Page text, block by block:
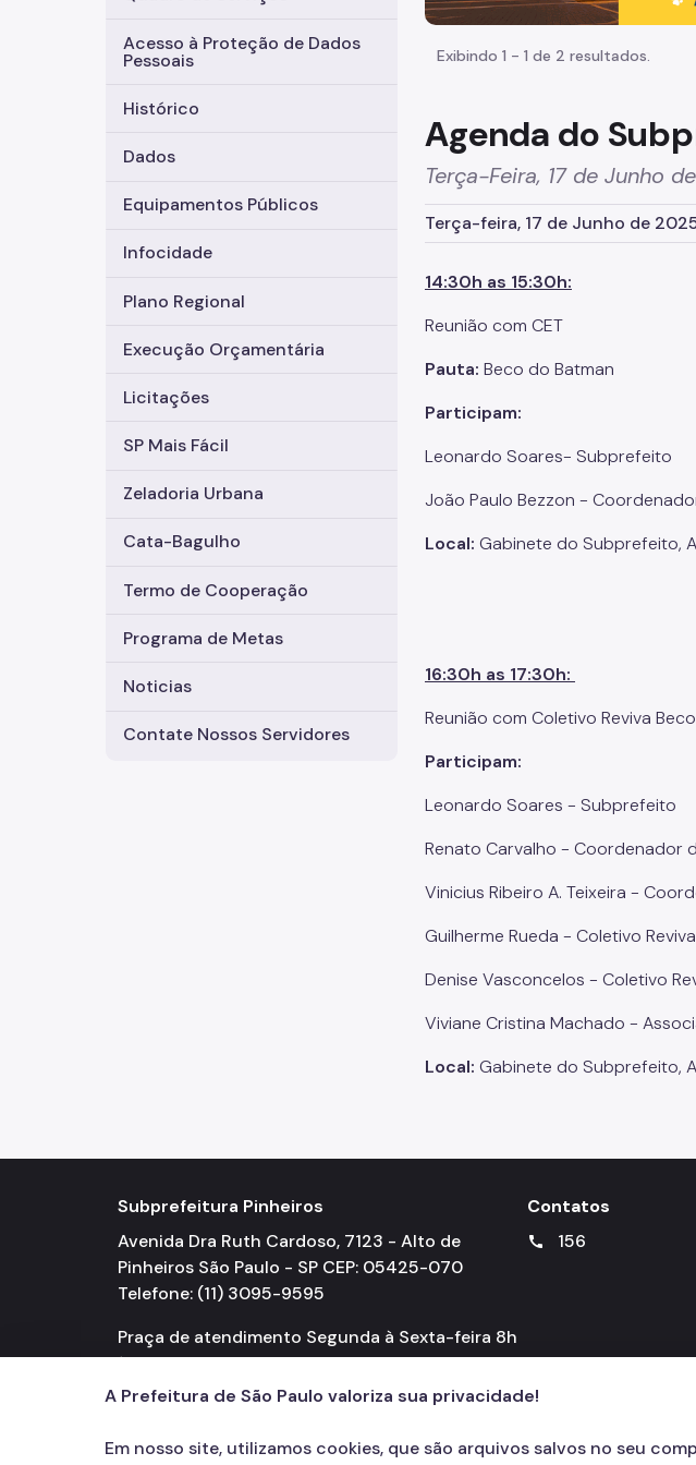
Acesso à Proteção de Dados
Pessoais
Histórico
Dados
Equipamentos Públicos
Infocidade
Plano Regional
Execução Orçamentária
Licitações
SP Mais Fácil
Zeladoria Urbana
Cata-Bagulho
Termo de Cooperação
Programa de Metas
Noticias
Contate Nossos Servidores
Exibindo 1 - 1 de 2 resultados.
Agenda do
Terça-Feira, 17 de Junho
Terça-feira, 17 de Junho de
14:30h as 15:30h:
Reunião com CET
Pauta: Beco do Batman
Participam:
Leonardo Soares- Subprefeito
João Paulo Bezzon -
Local: Gabinete do Subprefeito,
16:30h as 17:30h:
Reunião com Coletivo Reviva
Participam:
Leonardo Soares - Subprefeito
Renato Carvalho - Coordenador
Vinicius Ribeiro A. Teixeira -
Guilherme Rueda - Coletivo
Denise Vasconcelos - Coletivo
Viviane Cristina Machado -
Local: Gabinete do Subprefeito,
Subprefeitura Pinheiros
Avenida Dra Ruth Cardoso, 7123 - Alto de
Pinheiros São Paulo - SP CEP: 05425-070
Telefone: (11) 3095-9595
Praça de atendimento Segunda à Sexta-feira 8h
às 17h
Contatos
call 156
A Prefeitura de São Paulo valoriza sua privacidade!
Em nosso site, utilizamos cookies, que são arquivos salvos no seu